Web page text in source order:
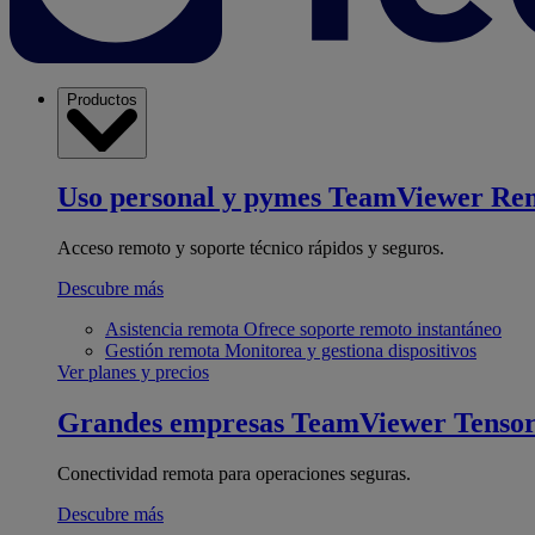
Productos
Uso personal y pymes TeamViewer
Acceso remoto y soporte técnico rápidos y seguros.
Descubre más
Asistencia remota Ofrece soporte remoto instantáneo
Gestión remota Monitorea y gestiona dispositivos
Ver planes y precios
Grandes empresas TeamViewer Tensor
Conectividad remota para operaciones seguras.
Descubre más